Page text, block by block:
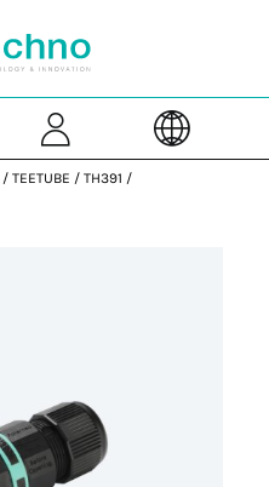
/ TEETUBE / TH391 /